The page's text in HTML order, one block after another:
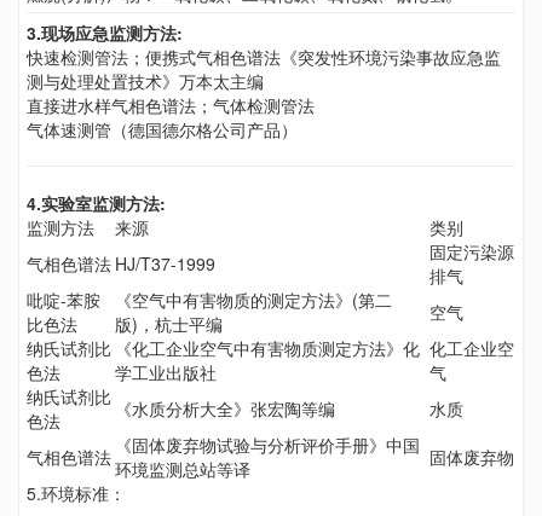
3.现场应急监测方法:
快速检测管法；便携式气相色谱法《突发性环境污染事故应急监
测与处理处置技术》万本太主编
直接进水样气相色谱法；气体检测管法
气体速测管（德国德尔格公司产品）
4.实验室监测方法:
监测方法
来源
类别
气相色谱法 HJ/T37-1999
固定污染源
排气
吡啶-苯胺
比色法
《空气中有害物质的测定方法》(第二
版)，杭士平编
空气
纳氏试剂比
色法
《化工企业空气中有害物质测定方法》化
学工业出版社
化工企业空
气
纳氏试剂比
色法
《水质分析大全》张宏陶等编
水质
气相色谱法 《固体废弃物试验与分析评价手册》中国
环境监测总站等译
固体废弃物
5.环境标准：